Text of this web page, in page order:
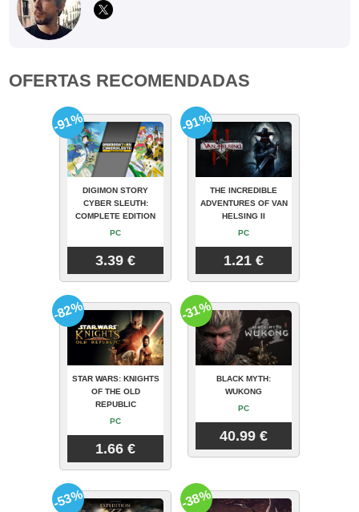
OFERTAS RECOMENDADAS
DIGIMON STORY
CYBER SLEUTH:
COMPLETE EDITION
PC
3.39 €
-91%
THE INCREDIBLE
ADVENTURES OF VAN
HELSING II
PC
1.21 €
-91%
STAR WARS: KNIGHTS
OF THE OLD
REPUBLIC
PC
1.66 €
-82%
BLACK MYTH:
WUKONG
PC
40.99 €
-31%
-53% -38%